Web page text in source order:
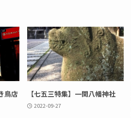
鳥店
【七五三特集】一関八幡神社
2022-09-27